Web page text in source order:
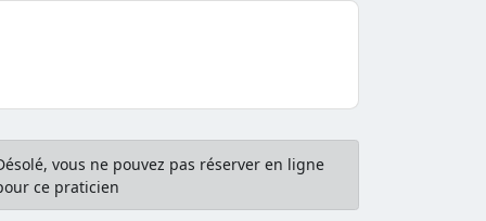
vous ne pouvez pas réserver en ligne
ce praticien